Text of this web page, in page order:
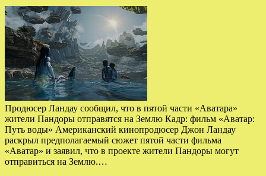
Продюсер Ландау сообщил, что в пятой части «Аватара»
жители Пандоры отправятся на Землю Кадр: фильм «Аватар:
Путь воды» Американский кинопродюсер Джон Ландау
раскрыл предполагаемый сюжет пятой части фильма
«Аватар» и заявил, что в проекте жители Пандоры могут
отправиться на Землю.…